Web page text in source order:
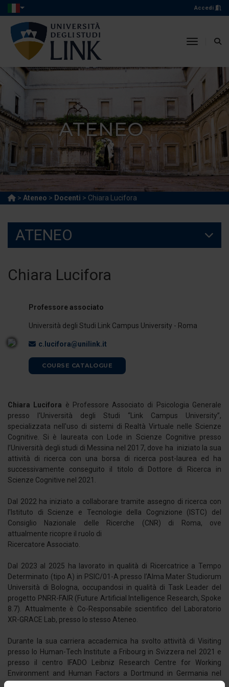
Accedi
toggle
ATENEO
> Ateneo > Docenti > Chiara Lucifora
ATENEO
Chiara Lucifora
Professore associato
Università degli Studi Link Campus University - Roma
c.lucifora@unilink.it
COURSE CATALOGUE
Chiara Lucifora è Professore Associato di Psicologia Generale
presso l'Università degli Studi “Link Campus University”,
specializzata nell'uso di sistemi di Realtà Virtuale nelle Scienze
Cognitive. Si è laureata con Lode in Scienze Cognitive presso
l’Università degli studi di Messina nel 2017, dove ha iniziato la sua
attività di ricerca con una borsa di ricerca post-laurea ed ha
successivamente conseguito il titolo di Dottore di Ricerca in
Scienze Cognitive nel 2021.
Dal 2022 ha iniziato a collaborare tramite assegno di ricerca con
l'Istituto di Scienze e Tecnologie della Cognizione (ISTC) del
Consiglio Nazionale delle Ricerche (CNR) di Roma, ove
attualmente ricopre il ruolo di
Ricercatore Associato.
Dal 2023 al 2025 ha lavorato in qualità di Ricercatrice a Tempo
Determinato (tipo A) in PSIC/01-A presso l’Alma Mater Studiorum
Università di Bologna, occupandosi in qualità di Task Leader del
progetto PNRR-FAIR (Future Artificial Intelligence Research, Spoke
8.7). Attualmente è Co-Responsabile scientifico del Laboratorio
XR-GRACE Lab, presso lo stesso Ateneo.
Durante la sua carriera accademica ha svolto attività di Visiting
presso lo Human-Tech Institute a Fribourg in Svizzera nel 2021 e
presso il centro IFADO Leibniz Research Centre for Working
Environment and Human Factors a Dortmund in Germania nel